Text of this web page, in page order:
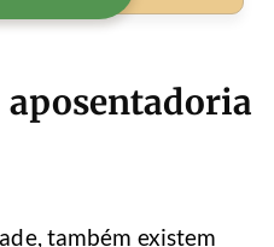
aposentadoria
também existem